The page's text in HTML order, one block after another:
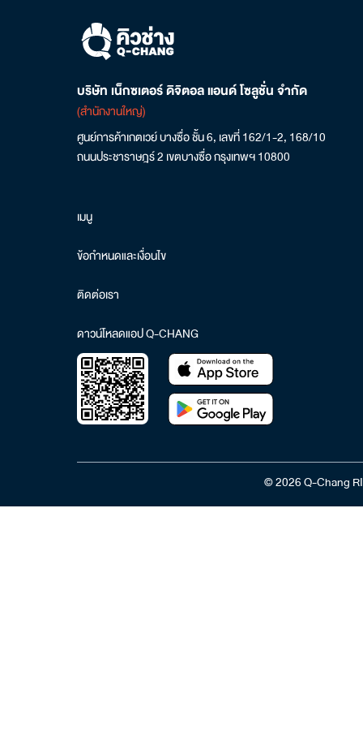
บริษัท เน็กซเตอร์ ดิจิตอล แอนด์ โซลูชั่น จำกัด
(สำนักงานใหญ่)
ศูนย์การค้าเกตเวย์ บางซื่อ ชั้น 6, เลขที่ 162/1-2, 168/10
ถนนประชาราษฎร์ 2 เขตบางซื่อ กรุงเทพฯ 10800
เมนู
ข้อกำหนดและเงื่อนไข
ติดต่อเรา
ดาวน์โหลดแอป Q-CHANG
© 2026 Q-Chang